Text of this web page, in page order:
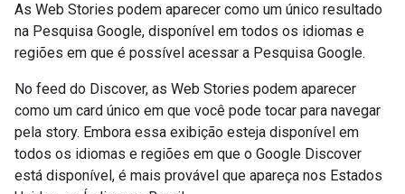
As Web Stories podem aparecer como um único resultado
na Pesquisa Google, disponível em todos os idiomas e
regiões em que é possível acessar a Pesquisa Google.
No feed do Discover, as Web Stories podem aparecer
como um card único em que você pode tocar para navegar
pela story. Embora essa exibição esteja disponível em
todos os idiomas e regiões em que o Google Discover
está disponível, é mais provável que apareça nos Estados